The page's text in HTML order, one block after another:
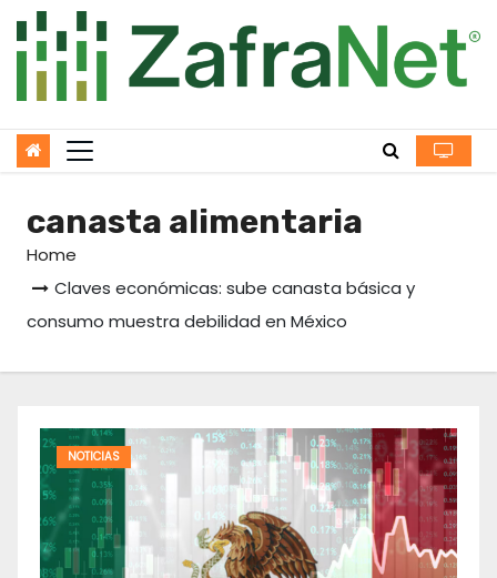
to
content
canasta alimentaria
Home
Claves económicas: sube canasta básica y
consumo muestra debilidad en México
NOTICIAS